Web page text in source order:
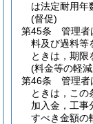
は法定耐用年
(督促)
第45条
管理者
料及び過料等
ときは，期限
(料金等の軽
第46条
管理者
ときは，この
加入金，工事
すべき金額の